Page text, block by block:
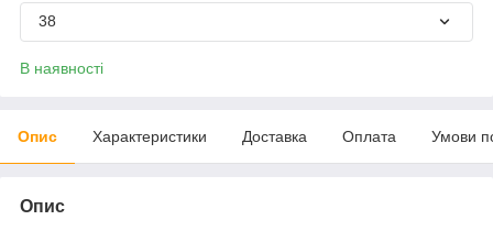
38
В наявності
Опис Характеристики Доставка Оплата Умови
Опис